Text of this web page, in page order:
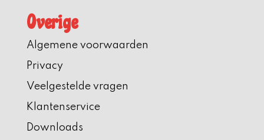
Overige
Algemene voorwaarden
Privacy
Veelgestelde vragen
Klantenservice
Downloads